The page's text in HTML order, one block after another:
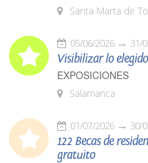
Santa Marta de
05/06/2026 31/
Visibilizar lo elegido
EXPOSICIONES
Salamanca
01/07/2026 30/
122 Becas de
gratuito